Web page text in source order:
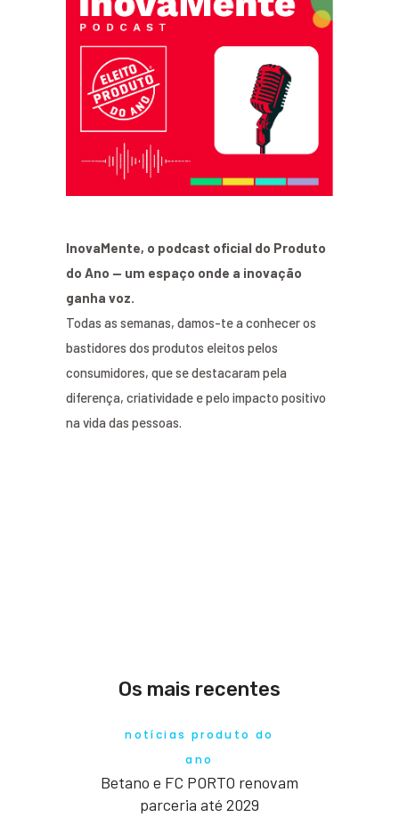
InovaMente, o podcast oficial do Produto
do Ano — um espaço onde a inovação
ganha voz.
Todas as semanas, damos-te a conhecer os
bastidores dos produtos eleitos pelos
consumidores, que se destacaram pela
diferença, criatividade e pelo impacto positivo
na vida das pessoas.
Os mais recentes
notícias produto do
ano
Betano e FC PORTO renovam
parceria até 2029